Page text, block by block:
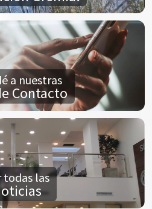
a nuestras
Contacto
todas las